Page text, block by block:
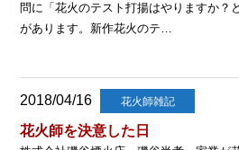
問に「花火のテスト打揚はやりますか？
があります。新作花火のテ…
2018/04/16 花火師雑記
花火師を決意した日